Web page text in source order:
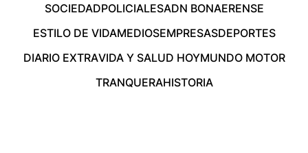
SOCIEDADPOLICIALESADN BONAERENSE
ESTILO DE VIDAMEDIOSEMPRESASDEPORTES
DIARIO EXTRAVIDA Y SALUD HOYMUNDO MOTOR
TRANQUERAHISTORIA